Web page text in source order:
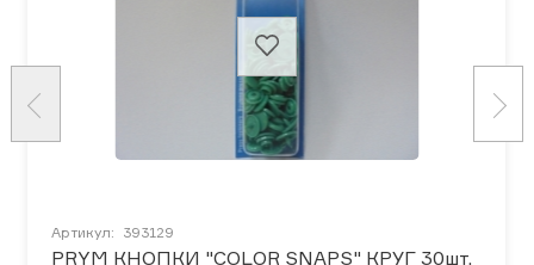
Артикул: 393129
PRYM КНОПКИ "COLOR SNAPS" КРУГ 30шт.